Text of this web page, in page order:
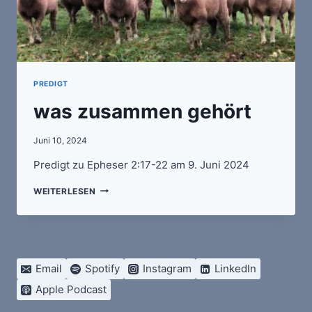
PREDIGT
was zusammen gehört
Juni 10, 2024
Predigt zu Epheser 2:17-22 am 9. Juni 2024
WEITERLESEN WAS
GEHÖRT
Email Spotify Instagram
LinkedIn
Apple Podcast